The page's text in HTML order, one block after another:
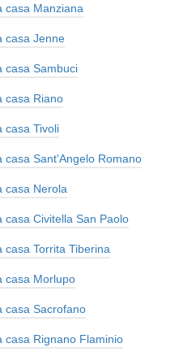
casa Manziana
casa Jenne
casa Sambuci
casa Riano
casa Tivoli
casa Sant'Angelo Romano
casa Nerola
Civitella San Paolo
casa Torrita Tiberina
casa Morlupo
casa Sacrofano
casa Rignano Flaminio